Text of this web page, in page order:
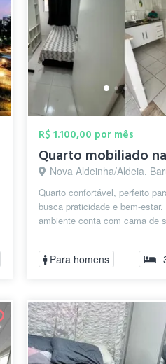
R$ 1.100,00 por mês
Nova Aldeinha/Aldeia,
Quarto confortável, perfeito
busca praticidade e bem-estar.
ambiente conta com cama de
co...
Para homens